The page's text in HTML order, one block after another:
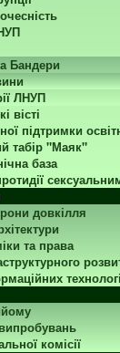
Бандери
ЛНУП
вісті
підтримки
табір "Маяк"
база
довкілля
та права
комісії